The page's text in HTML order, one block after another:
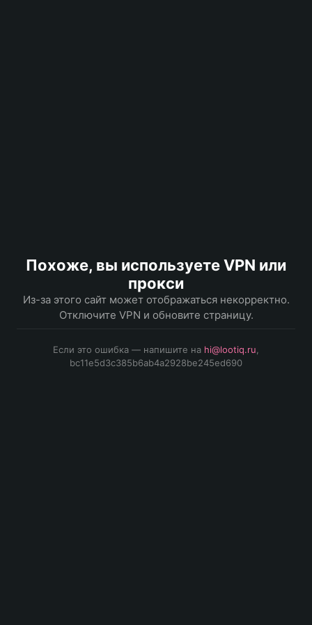
Похоже, вы используете VPN или
прокси
Из-за этого сайт может отображаться некорректно.
Отключите VPN и обновите страницу.
Если это ошибка — напишите на hi@lootiq.ru
bc11e5d3c385b6ab4a2928be245ed690